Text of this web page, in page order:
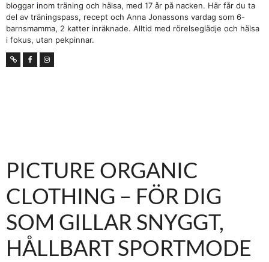
bloggar inom träning och hälsa, med 17 år på nacken. Här får du ta
del av träningspass, recept och Anna Jonassons vardag som 6-
barnsmamma, 2 katter inräknade. Alltid med rörelseglädje och hälsa
i fokus, utan pekpinnar.
PICTURE ORGANIC
CLOTHING – FÖR DIG
SOM GILLAR SNYGGT,
HÅLLBART SPORTMODE